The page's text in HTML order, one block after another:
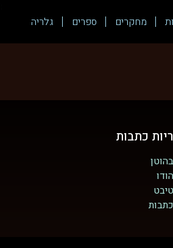
מחקרים ספרים גלריה
כתבות
בהוטן
הודו
טיבט
כתבות